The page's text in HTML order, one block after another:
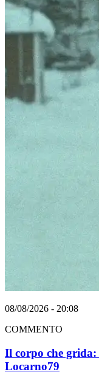
08/08/2026 - 20:08
COMMENTO
Il corpo che
Locarno79